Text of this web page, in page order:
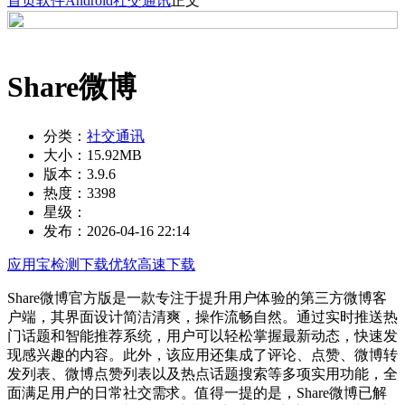
Share微博
分类： 社交通讯
大小： 15.92MB
版本： 3.9.6
热度： 3398
星级：
发布： 2026-04-16 22:14
应用宝检测下载优软高速下载
Share微博官方版是一款专注于提升用户体验的第三方微博客
户端，其界面设计简洁清爽，操作流畅自然。通过实时推送热
门话题和智能推荐系统，用户可以轻松掌握最新动态，快速发
现感兴趣的内容。此外，该应用还集成了评论、点赞、微博转
发列表、微博点赞列表以及热点话题搜索等多项实用功能，全
面满足用户的日常社交需求。值得一提的是，Share微博已解